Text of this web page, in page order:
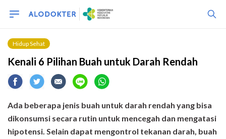
Hidup Sehat
Kenali 6 Pilihan Buah untuk Darah Rendah
Ada beberapa jenis buah untuk darah rendah yang bisa
dikonsumsi secara rutin untuk mencegah dan mengatasi
hipotensi. Selain dapat mengontrol tekanan darah, buah